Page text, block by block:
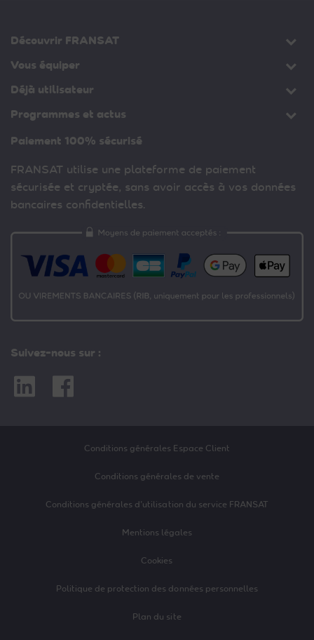
Découvrir FRANSAT
Vous équiper
Déjà utilisateur
Programmes et actus
Paiement 100% sécurisé
FRANSAT utilise une plateforme de paiement
sécurisée et cryptée, sans avoir accès à vos données
bancaires confidentielles.
Suivez-nous sur :
LinkedinFacebook
Conditions générales Espace Client
Conditions générales de vente
Conditions générales d’utilisation du service FRANSAT
Mentions légales
Cookies
Politique de protection des données personnelles
Plan du site